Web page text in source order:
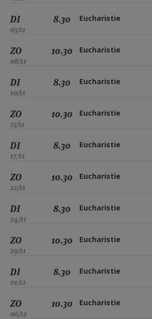
DI
03/11
8.30 Eucharistie
ZO
08/11
10.30 Eucharistie
DI
10/11
8.30 Eucharistie
ZO
15/11
10.30 Eucharistie
DI
17/11
8.30 Eucharistie
ZO
22/11
10.30 Eucharistie
DI
24/11
8.30 Eucharistie
ZO
29/11
10.30 Eucharistie
DI
01/12
8.30 Eucharistie
ZO
06/12
10.30 Eucharistie